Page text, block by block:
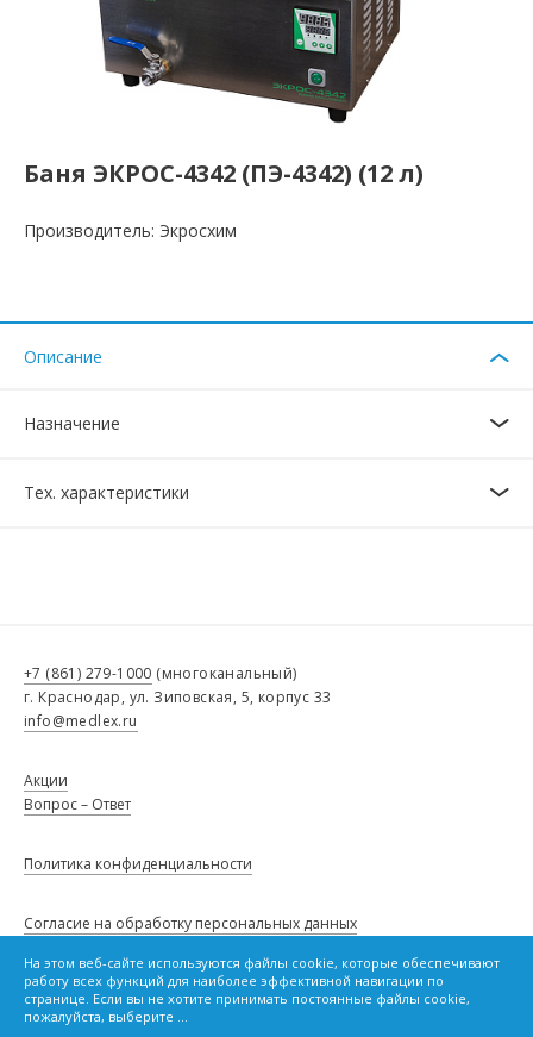
Баня ЭКРОС-4342 (ПЭ-4342) (12 л)
Производитель: Экросхим
Описание
Назначение
Тех. характеристики
На этом веб-сайте используются файлы cookie, которые обеспечивают
работу всех функций для наиболее эффективной навигации по
странице. Если вы не хотите принимать постоянные файлы cookie,
пожалуйста, выберите ...
Сведения о товарах, опубликованные в настоящем каталоге, не
являются публичной офертой и не влекут за собой обязанности,
предусмотренной статьей 437 Гражданского кодекса Российской
Федерации.
+7 (861) 279-1000 (многоканальный)
г. Краснодар, ул. Зиповская, 5, корпус 33
info@medlex.ru
Акции
Вопрос – Ответ
Политика конфиденциальности
Согласие на обработку персональных данных
Политику в отношении файлов cookie